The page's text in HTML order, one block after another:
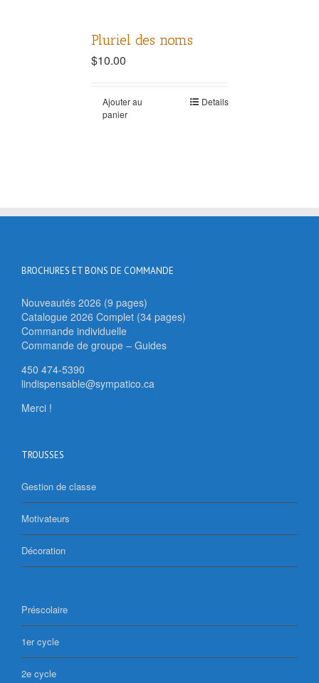
Pluriel des noms
$10.00
Ajouter au
panier
Details
BROCHURES ET BONS DE COMMANDE
Nouveautés 2026 (9 pages)
Catalogue 2026 Complet (34 pages)
Commande individuelle
Commande de groupe – Guides
450 474-5390
lindispensable@sympatico.ca
Merci !
TROUSSES
Gestion de classe
Motivateurs
Décoration
Préscolaire
1er cycle
2e cycle